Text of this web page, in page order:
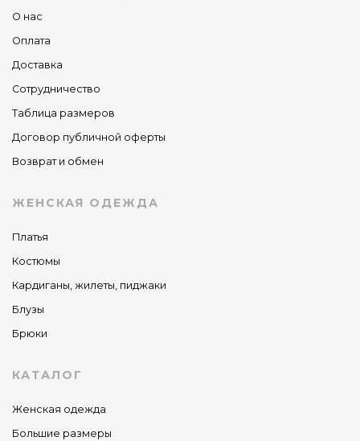
О нас
Оплата
Доставка
Сотрудничество
Таблица размеров
Договор публичной оферты
Возврат и обмен
ЖЕНСКАЯ ОДЕЖДА
Платья
Костюмы
Кардиганы, жилеты, пиджаки
Блузы
Брюки
КАТАЛОГ
Женская одежда
Большие размеры